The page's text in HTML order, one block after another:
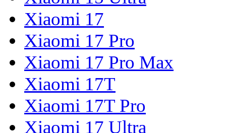
Xiaomi 17
Xiaomi 17 Pro
Xiaomi 17 Pro Max
Xiaomi 17T
Xiaomi 17T Pro
Xiaomi 17 Ultra